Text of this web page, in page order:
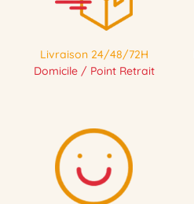
Livraison 24/48/72H
Domicile / Point Retrait